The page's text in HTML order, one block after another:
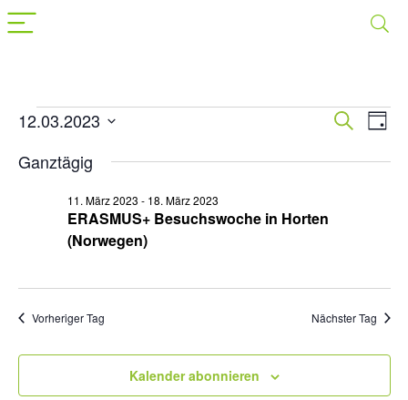
Veranstaltungen
für
März
2023
Suche
Tag
12.03.2023
wählen.
Ganztägig
ERASMUS+ Besuchswoche in Horten
(Norwegen)
11. März 2023 - 18. März 2023
Vorheriger Tag Nächster Tag
Kalender abonnieren